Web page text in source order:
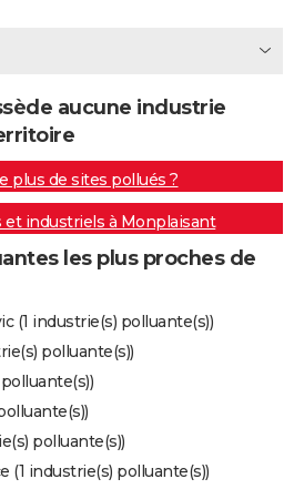
aucune industrie
plus de sites pollués ?
et industriels à Monplaisant
les plus proches de
(1 industrie(s) polluante(s))
polluante(s))
polluante(s))
(1 industrie(s) polluante(s))